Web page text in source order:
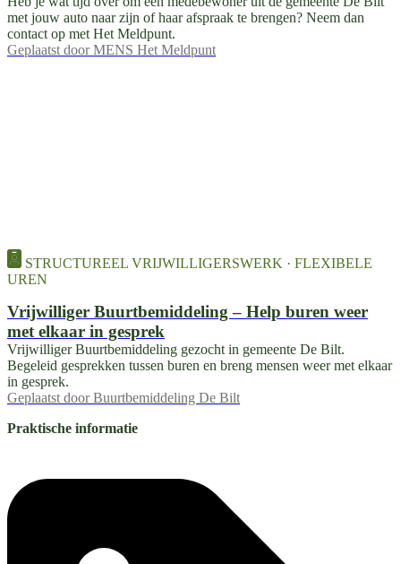
met jouw auto naar zijn of haar afspraak te brengen? Neem dan
contact op met Het Meldpunt.
Geplaatst door MENS Het Meldpunt
STRUCTUREEL VRIJWILLIGERSWERK · FLEXIBELE
UREN
Vrijwilliger Buurtbemiddeling – Help buren weer
met elkaar in gesprek
Vrijwilliger Buurtbemiddeling gezocht in gemeente De Bilt.
Begeleid gesprekken tussen buren en breng mensen weer met elkaar
in gesprek.
Geplaatst door Buurtbemiddeling De Bilt
Praktische informatie